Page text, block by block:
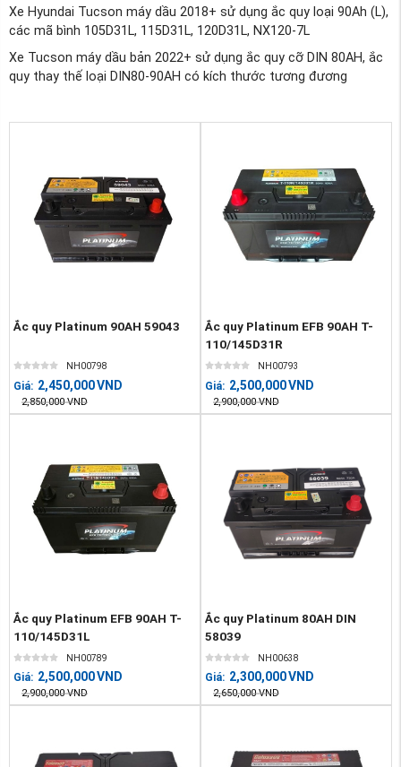
Xe Hyundai Tucson máy dầu 2018+ sử dụng ắc quy loại 90Ah (L),
các mã bình 105D31L, 115D31L, 120D31L, NX120-7L
Xe Tucson máy dầu bản 2022+ sử dụng ắc quy cỡ DIN 80AH, ắc
quy thay thế loại DIN80-90AH có kích thước tương đương
Ắc quy Platinum 90AH 59043
NH00798
Giá: 2,450,000VND
2,850,000 VND
Ắc quy Platinum EFB 90AH T-
110/145D31R
NH00793
Giá: 2,500,000VND
2,900,000 VND
Ắc quy Platinum EFB 90AH T-
110/145D31L
NH00789
Giá: 2,500,000VND
2,900,000 VND
Ắc quy Platinum 80AH DIN
58039
NH00638
Giá: 2,300,000VND
2,650,000 VND